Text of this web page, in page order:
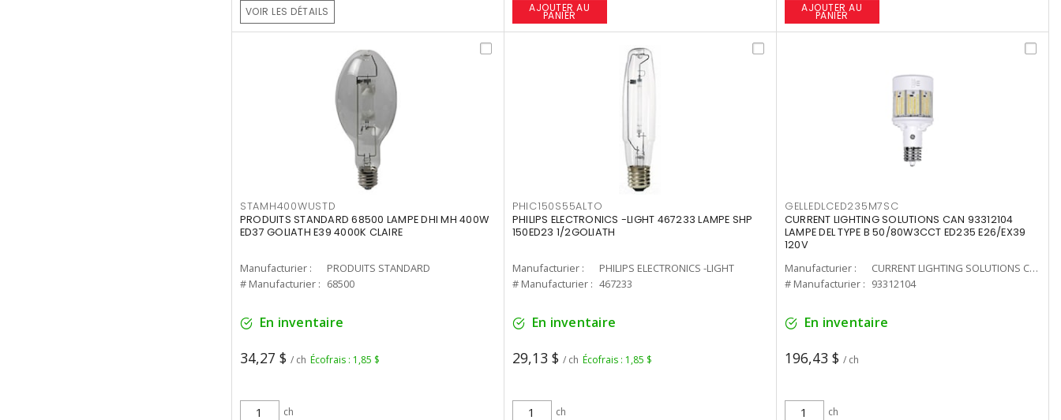
VOIR LES DÉTAILS
AJOUTER AU
PANIER
AJOUTER AU
PANIER
STAMH400WUSTD
PRODUITS STANDARD 68500 LAMPE DHI MH 400W
ED37 GOLIATH E39 4000K CLAIRE
Manufacturier :
PRODUITS STANDARD
# Manufacturier : 68500
En inventaire
34,27 $ / ch Écofrais : 1,85 $
ch
PHIC150S55ALTO
PHILIPS ELECTRONICS -LIGHT 467233 LAMPE SHP
150ED23 1/2GOLIATH
Manufacturier :
PHILIPS ELECTRONICS -LIGHT
# Manufacturier : 467233
En inventaire
29,13 $ / ch Écofrais : 1,85 $
ch
GELLEDLCED235M7SC
CURRENT LIGHTING SOLUTIONS CAN 93312104
LAMPE DEL TYPE B 50/80W3CCT ED235 E26/EX39
120V
Manufacturier :
CURRENT LIGHTING SOLUTIONS CAN
# Manufacturier : 93312104
En inventaire
196,43 $ / ch
ch